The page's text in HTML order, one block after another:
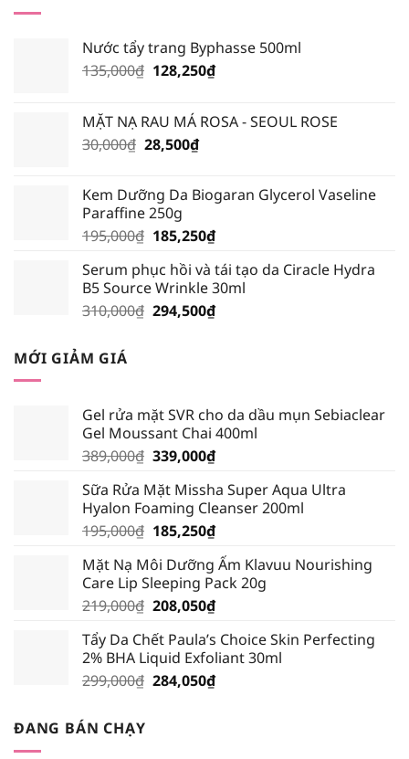
Nước tẩy trang Byphasse 500ml
135,000₫ Giá
135,000₫.
128,250₫Giá
là:
MẶT NẠ RAU MÁ ROSA - SEOUL ROSE
30,000₫ Giá
30,000₫.
28,500₫Giá
là:
Kem Dưỡng Da Biogaran Glycerol Vaseline
Paraffine 250g
195,000₫ Giá
là:
195,000₫.
185,250₫Giá
tại
là:
185,250₫.
Serum phục hồi và tái tạo da Ciracle Hydra
B5 Source Wrinkle 30ml
310,000₫ Giá
294,500₫Giá
MỚI GIẢM GIÁ
Gel rửa mặt SVR cho da dầu mụn Sebiaclear
Gel Moussant Chai 400ml
389,000₫ Giá
là:
389,000₫.
339,000₫Giá
tại
là:
339,000₫.
Sữa Rửa Mặt Missha Super Aqua Ultra
Hyalon Foaming Cleanser 200ml
195,000₫ Giá
là:
195,000₫.
185,250₫Giá
tại
là:
185,250₫.
Mặt Nạ Môi Dưỡng Ẩm Klavuu Nourishing
Care Lip Sleeping Pack 20g
219,000₫ Giá
là:
219,000₫.
208,050₫Giá
tại
là:
208,050₫.
Tẩy Da Chết Paula’s Choice Skin Perfecting
2% BHA Liquid Exfoliant 30ml
299,000₫ Giá
284,050₫Giá
ĐANG BÁN CHẠY